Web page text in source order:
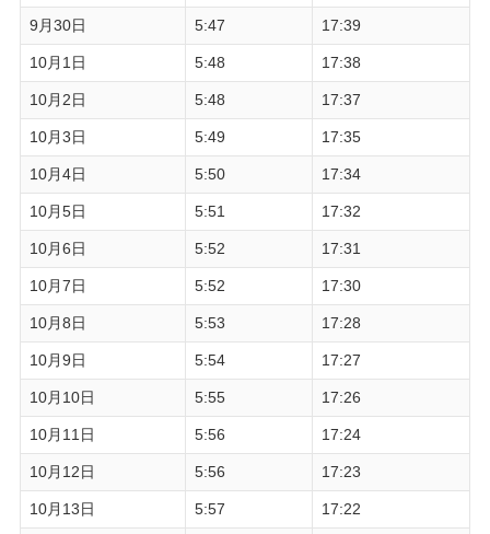
9月30日 5:47 17:39
10月1日 5:48 17:38
10月2日 5:48 17:37
10月3日 5:49 17:35
10月4日 5:50 17:34
10月5日 5:51 17:32
10月6日 5:52 17:31
10月7日 5:52 17:30
10月8日 5:53 17:28
10月9日 5:54 17:27
10月10日 5:55 17:26
10月11日 5:56 17:24
10月12日 5:56 17:23
10月13日 5:57 17:22